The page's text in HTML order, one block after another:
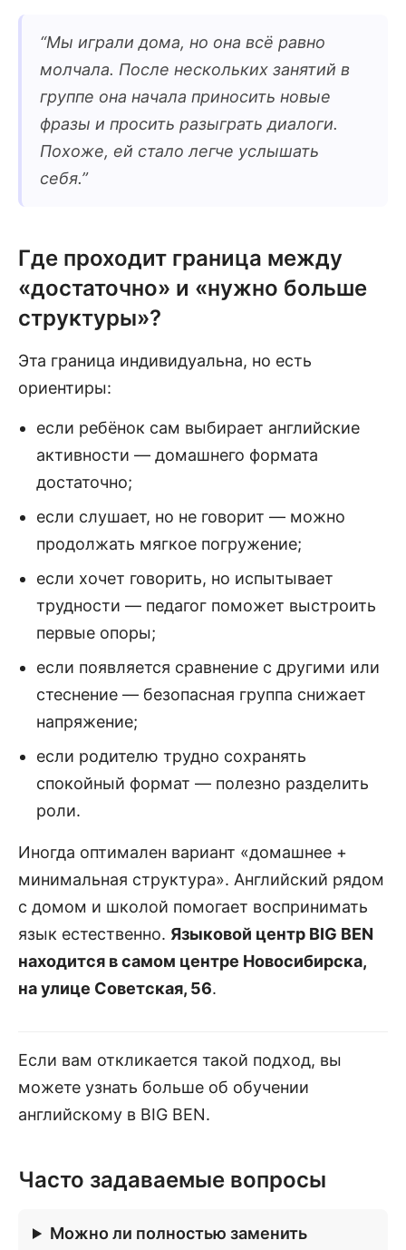
“Мы играли дома, но она всё равно
молчала. После нескольких занятий в
группе она начала приносить новые
фразы и просить разыграть диалоги.
Похоже, ей стало легче услышать
себя.”
Где проходит граница между
«достаточно» и «нужно больше
структуры»?
Эта граница индивидуальна, но есть
ориентиры:
если ребёнок сам выбирает английские
активности — домашнего формата
достаточно;
если слушает, но не говорит — можно
продолжать мягкое погружение;
если хочет говорить, но испытывает
трудности — педагог поможет выстроить
первые опоры;
если появляется сравнение с другими или
стеснение — безопасная группа снижает
напряжение;
если родителю трудно сохранять
спокойный формат — полезно разделить
роли.
Иногда оптимален вариант «домашнее +
минимальная структура». Английский рядом
с домом и школой помогает воспринимать
язык естественно. Языковой центр BIG BEN
находится в самом центре Новосибирска,
на улице Советская, 56.
Если вам откликается такой подход, вы
можете узнать больше об обучении
английскому в BIG BEN.
Часто задаваемые вопросы
Можно ли полностью заменить